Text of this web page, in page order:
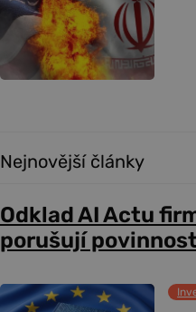
Nejnovější články
Odklad AI Actu
porušují